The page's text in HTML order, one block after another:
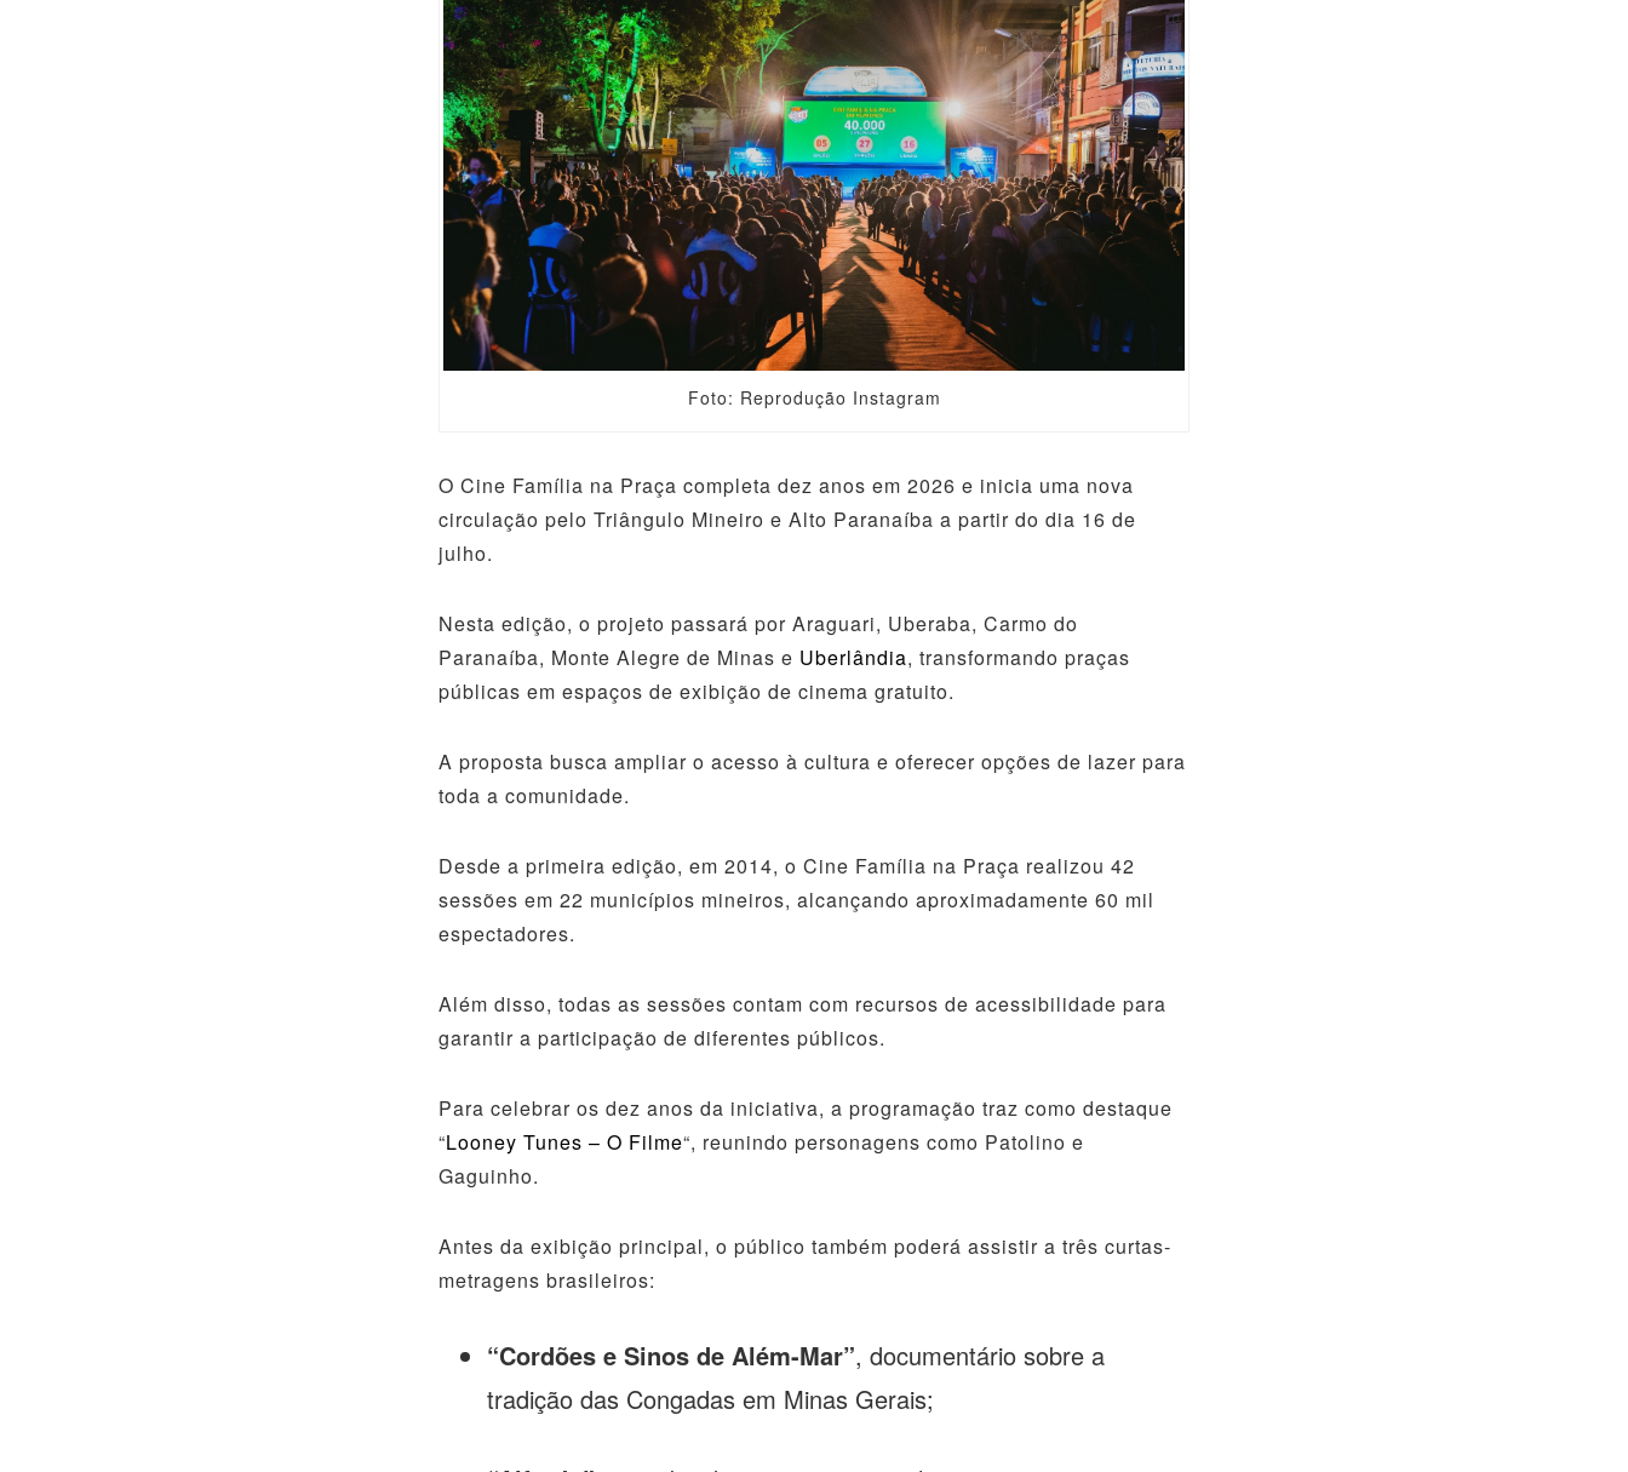
Foto: Reprodução Instagram
O Cine Família na Praça completa dez anos em 2026 e inicia uma nova
circulação pelo Triângulo Mineiro e Alto Paranaíba a partir do dia 16 de
julho.
Nesta edição, o projeto passará por Araguari, Uberaba, Carmo do
Paranaíba, Monte Alegre de Minas e Uberlândia, transformando praças
públicas em espaços de exibição de cinema gratuito.
A proposta busca ampliar o acesso à cultura e oferecer opções de lazer para
toda a comunidade.
Desde a primeira edição, em 2014, o Cine Família na Praça realizou 42
sessões em 22 municípios mineiros, alcançando aproximadamente 60 mil
espectadores.
Além disso, todas as sessões contam com recursos de acessibilidade para
garantir a participação de diferentes públicos.
Para celebrar os dez anos da iniciativa, a programação traz como destaque
“Looney Tunes – O Filme“, reunindo personagens como Patolino e
Gaguinho.
Antes da exibição principal, o público também poderá assistir a três curtas-
metragens brasileiros:
“Cordões e Sinos de Além-Mar”, documentário sobre a
tradição das Congadas em Minas Gerais;